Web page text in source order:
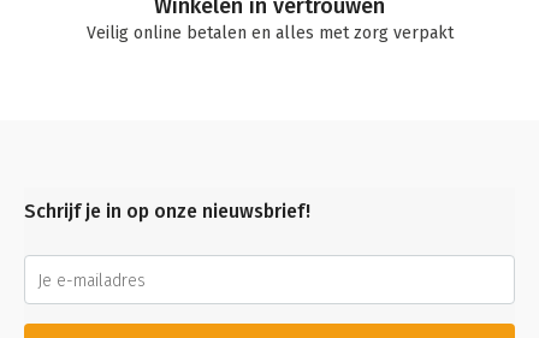
Winkelen in vertrouwen
Veilig online betalen en alles met zorg verpakt
Schrijf je in op onze nieuwsbrief!